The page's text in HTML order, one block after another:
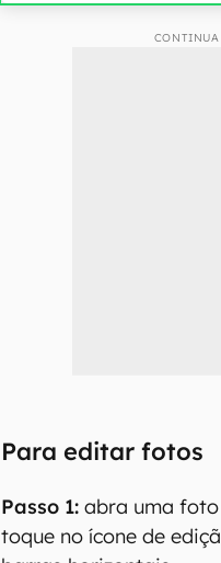
Para editar fotos
Passo 1:abra uma
toque no ícone de